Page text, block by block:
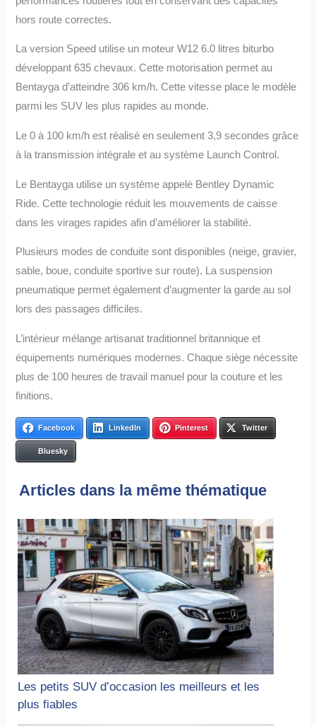
hors route correctes.
La version Speed utilise un moteur W12 6.0 litres biturbo
développant 635 chevaux. Cette motorisation permet au
Bentayga d’atteindre 306 km/h. Cette vitesse place le modèle
parmi les SUV les plus rapides au monde.
Le 0 à 100 km/h est réalisé en seulement 3,9 secondes grâce
à la transmission intégrale et au système Launch Control.
Le Bentayga utilise un système appelé Bentley Dynamic
Ride. Cette technologie réduit les mouvements de caisse
dans les virages rapides afin d’améliorer la stabilité.
Plusieurs modes de conduite sont disponibles (neige, gravier,
sable, boue, conduite sportive sur route). La suspension
pneumatique permet également d’augmenter la garde au sol
lors des passages difficiles.
L’intérieur mélange artisanat traditionnel britannique et
équipements numériques modernes. Chaque siège nécessite
plus de 100 heures de travail manuel pour la couture et les
finitions.
Facebook LinkedIn Pinterest Twitter
Bluesky
Articles dans la même thématique
Les petits SUV d’occasion les meilleurs et les
plus fiables